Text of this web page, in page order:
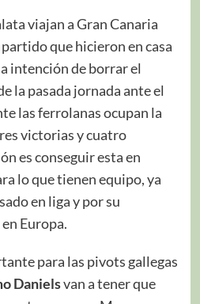
viajan a Gran Canaria
que hicieron en casa
intención de borrar el
la pasada jornada ante el
las ferrolanas ocupan la
victorias y cuatro
es conseguir esta en
lo que tienen equipo, ya
en liga y por su
Europa.
para las pivots gallegas
Danielsvan a tener que